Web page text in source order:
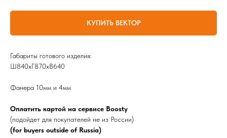
КУПИТЬ ВЕКТОР
Габариты готового изделия:
Ш840хГ870хВ640
Фанера 10мм и 4мм
Оплатить картой на сервисе Boosty
(подойдет для покупателей не из России)
(for buyers outside of Russia)